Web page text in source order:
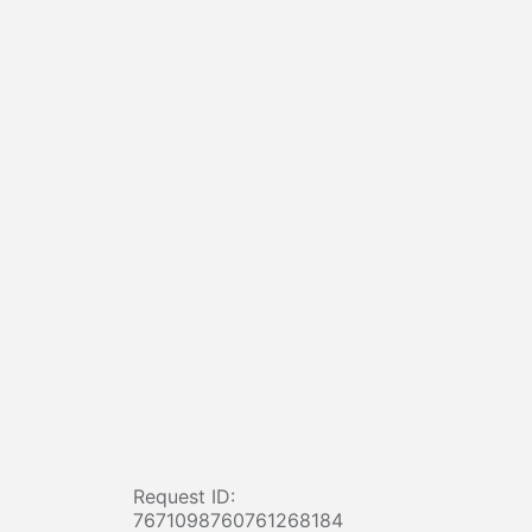
Request ID:
7671098760761268184